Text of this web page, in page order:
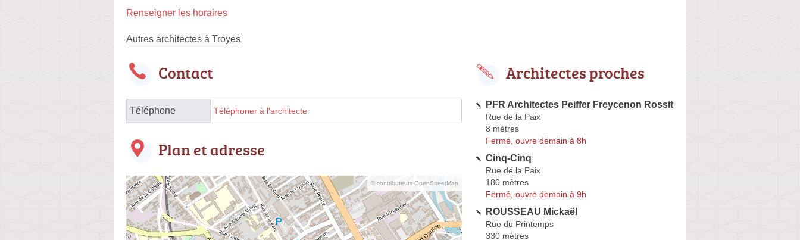
Renseigner les horaires
Autres architectes à Troyes
Contact
Téléphone Téléphoner à l'architecte
Plan et adresse
© contributeurs OpenStreetMap
Architectes proches
PFR Architectes Peiffer Freycenon Rossit
Rue de la Paix
8 mètres
Fermé, ouvre demain à 8h
Cinq-Cinq
Rue de la Paix
180 mètres
Fermé, ouvre demain à 9h
ROUSSEAU Mickaël
Rue du Printemps
330 mètres